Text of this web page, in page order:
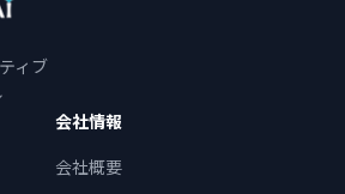
ィブ
会社情報
会社概要